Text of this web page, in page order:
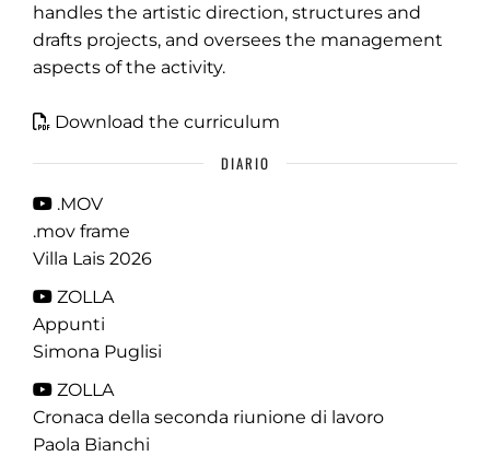
handles the artistic direction, structures and
drafts projects, and oversees the management
aspects of the activity.
Download the curriculum
DIARIO
.MOV
.mov frame
Villa Lais 2026
ZOLLA
Appunti
Simona Puglisi
ZOLLA
Cronaca della seconda riunione di lavoro
Paola Bianchi